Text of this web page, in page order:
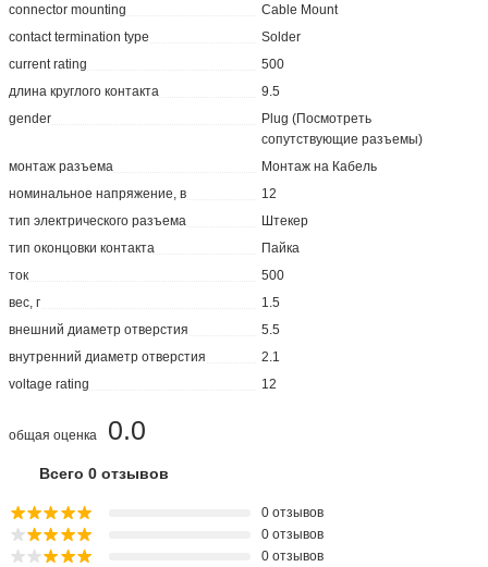
connector mounting
Cable Mount
contact termination type
Solder
current rating
500
длина круглого контакта
9.5
gender
Plug (Посмотреть
сопутствующие разъемы)
монтаж разъема
Монтаж на Кабель
номинальное напряжение, в
12
тип электрического разъема
Штекер
тип оконцовки контакта
Пайка
ток
500
вес, г
1.5
внешний диаметр отверстия
5.5
внутренний диаметр отверстия
2.1
voltage rating
12
0.0
общая оценка
Всего 0 отзывов
0 отзывов
0 отзывов
0 отзывов